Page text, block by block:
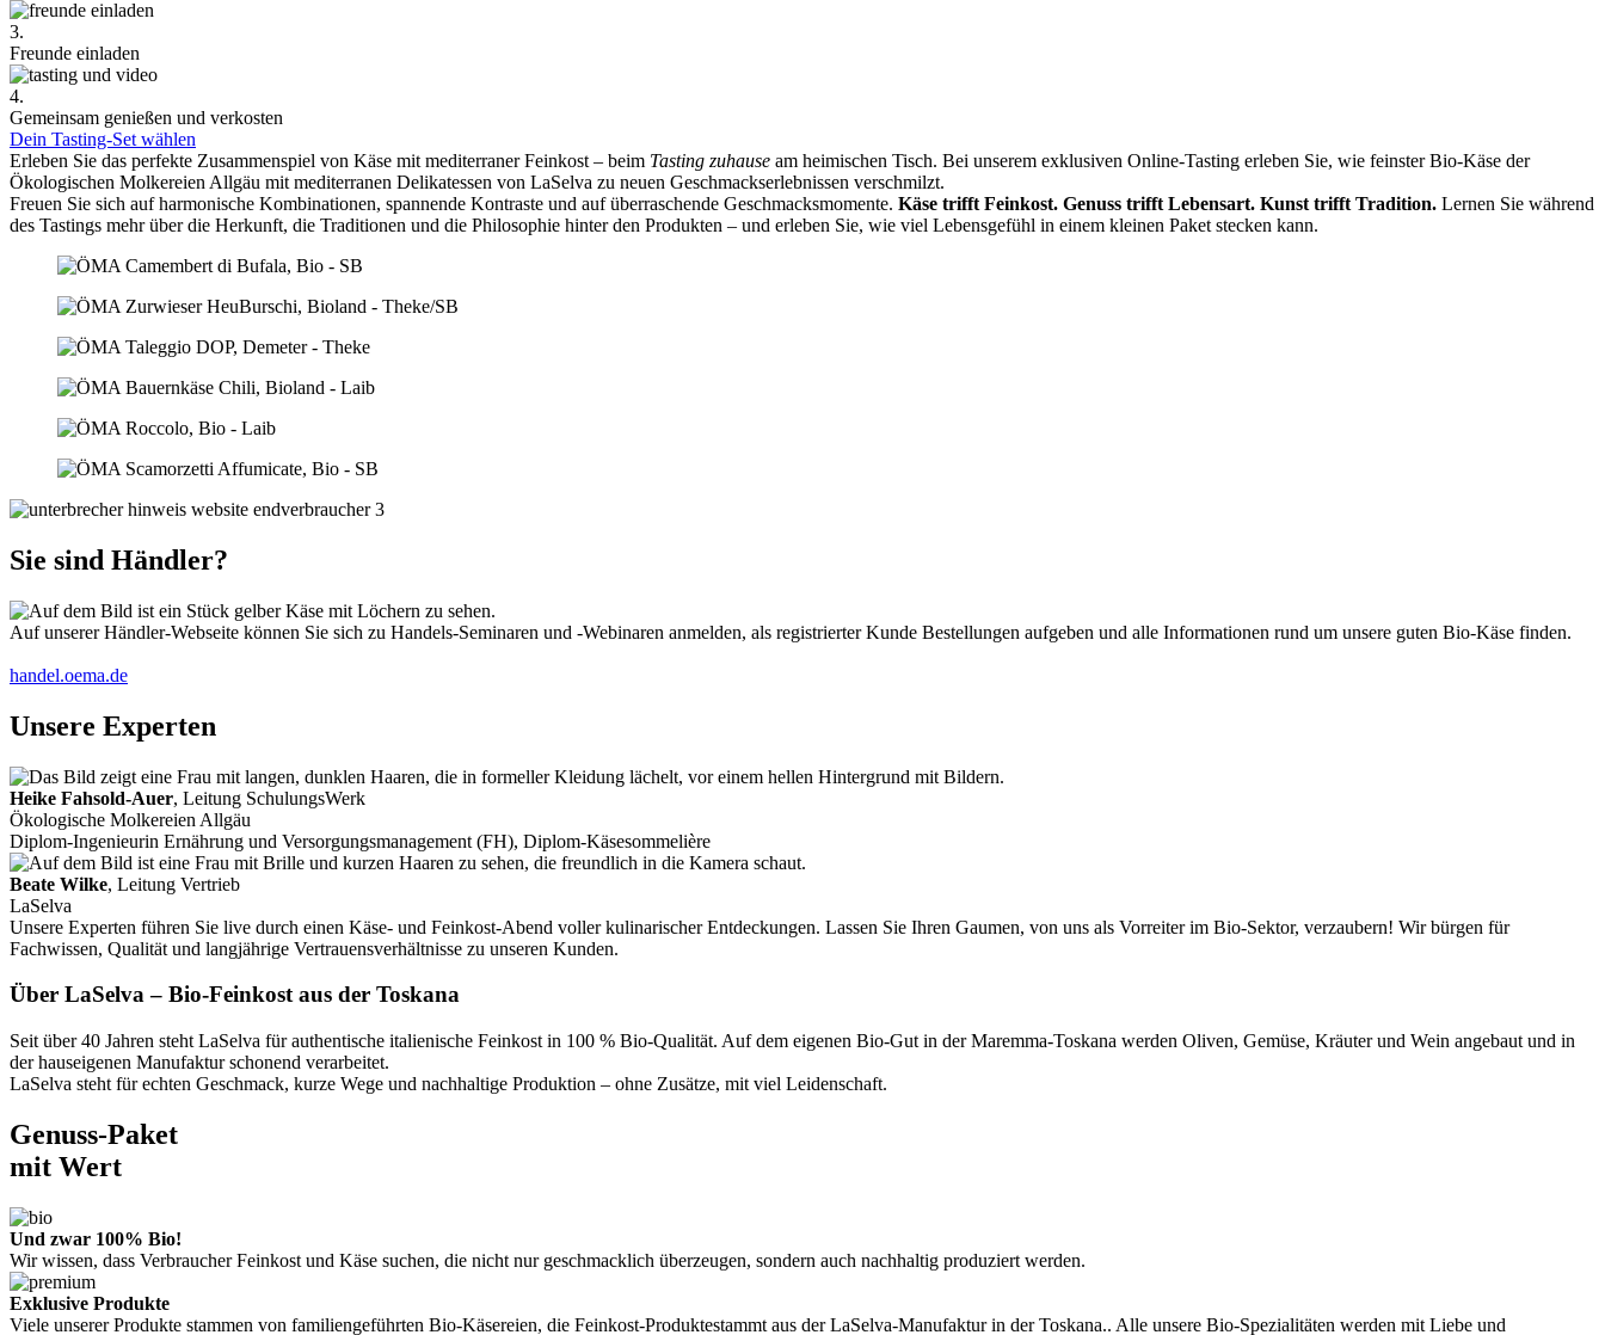
3.
Freunde einladen
4.
Gemeinsam genießen und verkosten
Dein Tasting-Set wählen
Erleben Sie das perfekte Zusammenspiel von Käse mit mediterraner Feinkost – beim Tasting zuhause am heimischen Tisch. Bei unserem exklusiven Online-Tasting erleben Sie, wie feinster Bio-Käse der
Ökologischen Molkereien Allgäu mit mediterranen Delikatessen von LaSelva zu neuen Geschmackserlebnissen verschmilzt.
Freuen Sie sich auf harmonische Kombinationen, spannende Kontraste und auf überraschende Geschmacksmomente. Käse trifft Feinkost. Genuss trifft Lebensart. Kunst trifft Tradition. Lernen Sie während
des Tastings mehr über die Herkunft, die Traditionen und die Philosophie hinter den Produkten – und erleben Sie, wie viel Lebensgefühl in einem kleinen Paket stecken kann.
Sie sind Händler?
Auf unserer Händler-Webseite können Sie sich zu Handels-Seminaren und -Webinaren anmelden, als registrierter Kunde Bestellungen aufgeben und alle Informationen rund um unsere guten Bio-Käse finden.
handel.oema.de
Unsere Experten
Heike Fahsold-Auer, Leitung SchulungsWerk
Ökologische Molkereien Allgäu
Diplom-Ingenieurin Ernährung und Versorgungsmanagement (FH), Diplom-Käsesommelière
Beate Wilke, Leitung Vertrieb
LaSelva
Unsere Experten führen Sie live durch einen Käse- und Feinkost-Abend voller kulinarischer Entdeckungen. Lassen Sie Ihren Gaumen, von uns als Vorreiter im Bio-Sektor, verzaubern! Wir bürgen für
Fachwissen, Qualität und langjährige Vertrauensverhältnisse zu unseren Kunden.
Über LaSelva – Bio-Feinkost aus der Toskana
Seit über 40 Jahren steht LaSelva für authentische italienische Feinkost in 100 % Bio-Qualität. Auf dem eigenen Bio-Gut in der Maremma-Toskana werden Oliven, Gemüse, Kräuter und Wein angebaut und in
der hauseigenen Manufaktur schonend verarbeitet.
LaSelva steht für echten Geschmack, kurze Wege und nachhaltige Produktion – ohne Zusätze, mit viel Leidenschaft.
Genuss-Paket
mit Wert
Und zwar 100% Bio!
Wir wissen, dass Verbraucher Feinkost und Käse suchen, die nicht nur geschmacklich überzeugen, sondern auch nachhaltig produziert werden.
Exklusive Produkte
Viele unserer Produkte stammen von familiengeführten Bio-Käsereien, die Feinkost-Produktestammt aus der LaSelva-Manufaktur in der Toskana.. Alle unsere Bio-Spezialitäten werden mit Liebe und